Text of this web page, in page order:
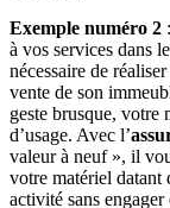
Exemple numéro 2
à vos services dans
nécessaire de
vente de son
geste brusque, votre
d’usage. Avec l’
valeur à neuf », il
votre matériel datant
activité sans